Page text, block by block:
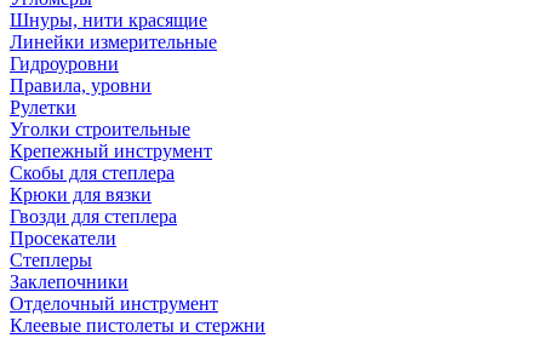
Шнуры, нити красящие
Линейки измерительные
Гидроуровни
Правила, уровни
Рулетки
Уголки строительные
Крепежный инструмент
Скобы для степлера
Крюки для вязки
Гвозди для степлера
Просекатели
Степлеры
Заклепочники
Отделочный инструмент
Клеевые пистолеты и стержни